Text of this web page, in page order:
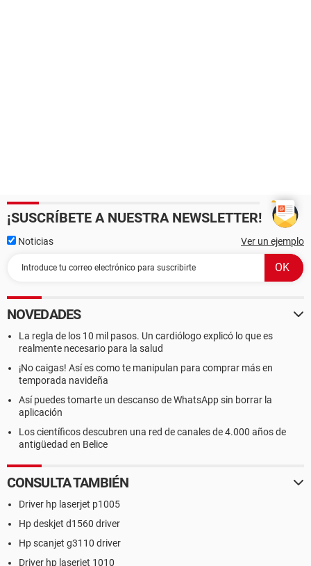
¡SUSCRÍBETE A NUESTRA NEWSLETTER!
Noticias Ver un ejemplo
NOVEDADES
La regla de los 10 mil pasos. Un cardiólogo explicó lo que es
realmente necesario para la salud
¡No caigas! Así es como te manipulan para comprar más en
temporada navideña
Así puedes tomarte un descanso de WhatsApp sin borrar la
aplicación
Los científicos descubren una red de canales de 4.000 años de
antigüedad en Belice
CONSULTA TAMBIÉN
Driver hp laserjet p1005
Hp deskjet d1560 driver
Hp scanjet g3110 driver
Driver hp laserjet 1010